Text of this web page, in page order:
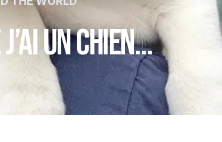
un chien…